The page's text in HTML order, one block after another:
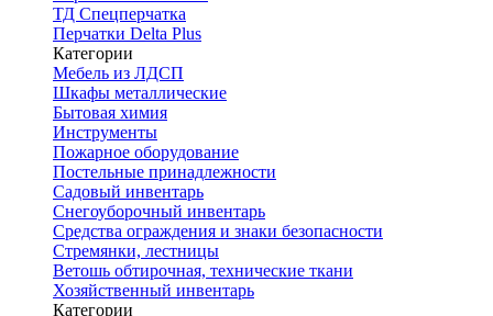
ТД Спецперчатка
Перчатки Delta Plus
Категории
Мебель из ЛДСП
Шкафы металлические
Бытовая химия
Инструменты
Пожарное оборудование
Постельные принадлежности
Садовый инвентарь
Снегоуборочный инвентарь
Средства ограждения и знаки безопасности
Стремянки, лестницы
Ветошь обтирочная, технические ткани
Хозяйственный инвентарь
Категории